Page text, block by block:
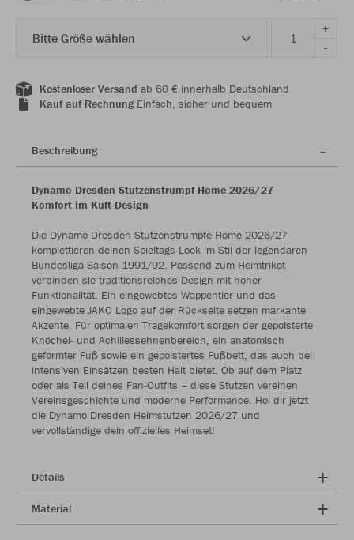
Bitte Größe wählen
+
-
Kostenloser Versand ab 60 € innerhalb Deutschland
Kauf auf RechnungEinfach, sicher und bequem
Beschreibung
Dynamo Dresden Stutzenstrumpf Home 2026/27 –
Komfort im Kult-Design
Die Dynamo Dresden Stutzenstrümpfe Home 2026/27
komplettieren deinen Spieltags-Look im Stil der legendären
Bundesliga-Saison 1991/92. Passend zum Heimtrikot
verbinden sie traditionsreiches Design mit hoher
Funktionalität. Ein eingewebtes Wappentier und das
eingewebte JAKO Logo auf der Rückseite setzen markante
Akzente. Für optimalen Tragekomfort sorgen der gepolsterte
Knöchel- und Achillessehnenbereich, ein anatomisch
geformter Fuß sowie ein gepolstertes Fußbett, das auch bei
intensiven Einsätzen besten Halt bietet. Ob auf dem Platz
oder als Teil deines Fan-Outfits – diese Stutzen vereinen
Vereinsgeschichte und moderne Performance. Hol dir jetzt
die Dynamo Dresden Heimstutzen 2026/27 und
vervollständige dein offizielles Heimset!
Details
Material